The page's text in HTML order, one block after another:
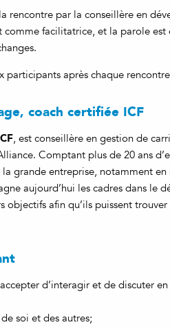
rencontre par la conseillère en
comme facilitatrice, et la parole est
participants après chaque
coach certifiée ICF
, est conseillère en gestion de
Comptant plus de 20 ans
la grande entreprise, notamment
aujourd’hui les cadres dans le
objectifs afin qu’ils puissent
d’interagir et de discuter
soi et des autres;